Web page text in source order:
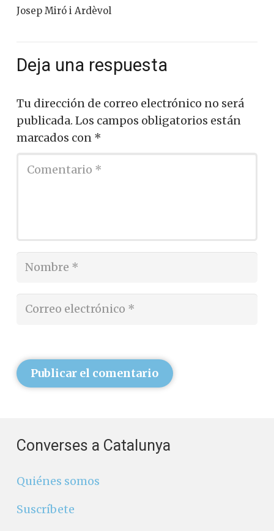
Josep Miró i Ardèvol
Deja una respuesta
Tu dirección de correo electrónico no será
publicada. Los campos obligatorios están
marcados con *
Publicar el comentario
Converses a Catalunya
Quiénes somos
Suscríbete